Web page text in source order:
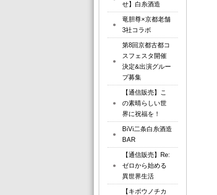
せ】白糸酒造
竜胆尊×京都老舗
3社コラボ
第8回京都古都コ
スフェスタ開催
決定&出演グルー
プ募集
【通信販売】こ
の素晴らしい世
界に祝福を！
BiVi二条白糸酒造
BAR
【通信販売】Re:
ゼロから始める
異世界生活
【キボウノチカ